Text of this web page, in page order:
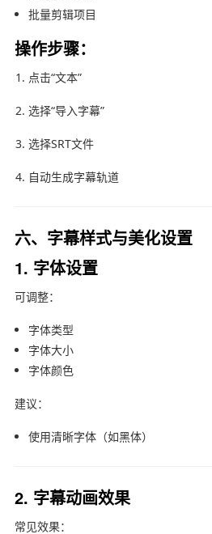
批量剪辑项目
操作步骤：
点击“文本”
选择“导入字幕”
选择SRT文件
自动生成字幕轨道
六、字幕样式与美化设置
1. 字体设置
可调整：
字体类型
字体大小
字体颜色
建议：
使用清晰字体（如黑体）
2. 字幕动画效果
常见效果：